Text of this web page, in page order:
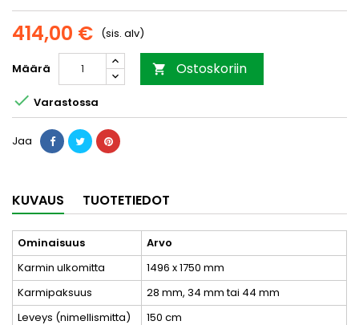
414,00 € (sis. alv)
Määrä  Ostoskoriin
 Varastossa
Jaa
KUVAUS TUOTETIEDOT
Ominaisuus
Arvo
Karmin ulkomitta
1496 x 1750 mm
Karmipaksuus
28 mm, 34 mm tai 44 mm
Leveys (nimellismitta)
150 cm